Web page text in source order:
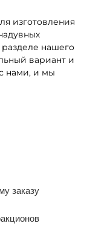
изготовления
нашего
вариант и
нами, и мы
заказу